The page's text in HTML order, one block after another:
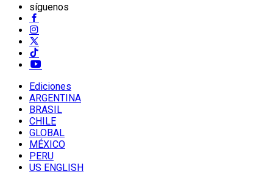
síguenos
Ediciones
ARGENTINA
BRASIL
CHILE
GLOBAL
MÉXICO
PERU
US ENGLISH